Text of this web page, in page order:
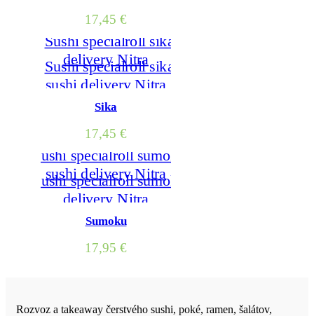
17,45 €
Sika
17,45 €
Sumoku
17,95 €
Rozvoz a takeaway čerstvého sushi, poké, ramen, šalátov,